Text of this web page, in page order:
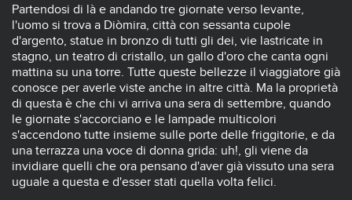
Partendosi di là e andando tre giornate verso levante,
l'uomo si trova a Diòmira, città con sessanta cupole
d'argento, statue in bronzo di tutti gli dei, vie lastricate in
stagno, un teatro di cristallo, un gallo d'oro che canta ogni
mattina su una torre. Tutte queste bellezze il viaggiatore già
conosce per averle viste anche in altre città. Ma la proprietà
di questa è che chi vi arriva una sera di settembre, quando
le giornate s'accorciano e le lampade multicolori
s'accendono tutte insieme sulle porte delle friggitorie, e da
una terrazza una voce di donna grida: uh!, gli viene da
invidiare quelli che ora pensano d'aver già vissuto una sera
uguale a questa e d'esser stati quella volta felici.